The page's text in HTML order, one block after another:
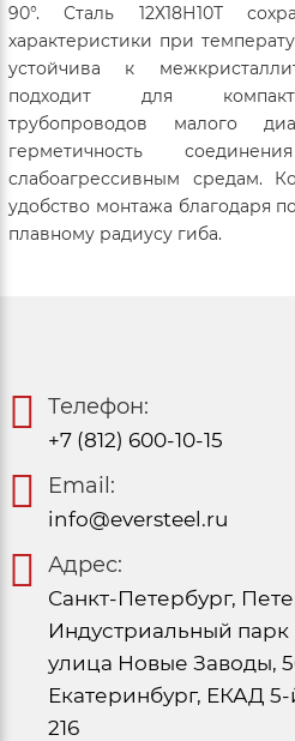
90°. Сталь 12Х18Н10Т
характеристики при
устойчива к
подходит для
трубопроводов малого
герметичность
слабоагрессивным средам.
удобство монтажа благодаря
плавному радиусу гиба.
Телефон:
+7 (812) 600-10-15
Email:
info@eversteel.ru
Адрес:
Санкт-Петербург,
Индустриальный
улица Новые Заводы,
Екатеринбург, ЕКАД
216